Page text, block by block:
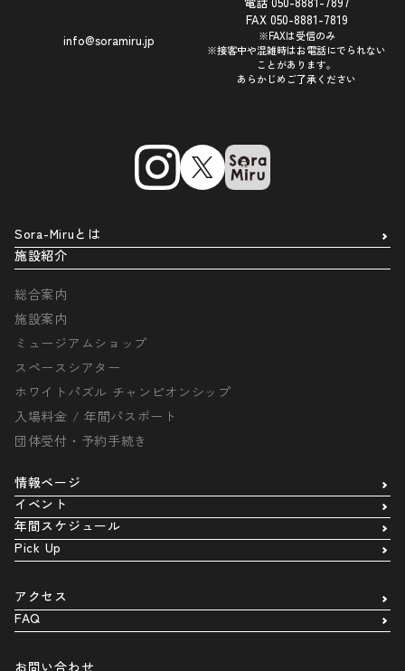
info@soramiru.jp
FAX 050-8881-7819
※FAXは受信のみ
※接客中や混雑時はお電話にでられない
ことがあります。
あらかじめご了承ください
Sora-Miruとは
施設紹介
総合案内
施設案内
ミュージアムショップ
スペースシアター
ホワイトパズル チャンピオンシップ
入場料金 / 年間パスポート
団体受付・予約手続き
情報ページ
イベント
年間スケジュール
Pick Up
アクセス
FAQ
お問い合わせ